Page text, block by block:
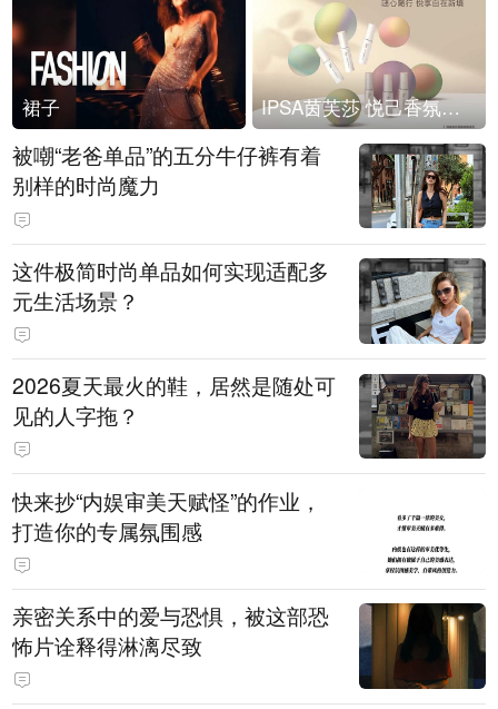
裙子 IPSA茵芙莎 悦己香氛凝露上市
被嘲“老爸单品”的五分牛仔裤有着
别样的时尚魔力
这件极简时尚单品如何实现适配多
元生活场景？
2026夏天最火的鞋，居然是随处可
见的人字拖？
快来抄“内娱审美天赋怪”的作业，
打造你的专属氛围感
亲密关系中的爱与恐惧，被这部恐
怖片诠释得淋漓尽致